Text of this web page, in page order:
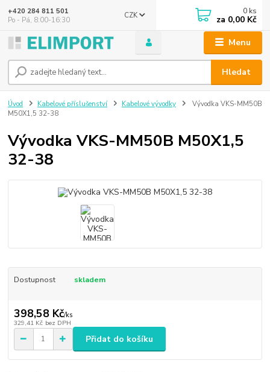
Menu
CZK
Hledat
+420 284 811 501
Po - Pá, 8:00-16:30
0 ks
za 0,00 Kč
Úvod Kabelové příslušenství Kabelové vývodky
Vývodka VKS-MM50B
M50X1,5 32-38
Vývodka VKS-MM50B M50X1,5
32-38
Dostupnost skladem
398,58 Kč/ks
329,41 Kč bez DPH
Přidat do košíku